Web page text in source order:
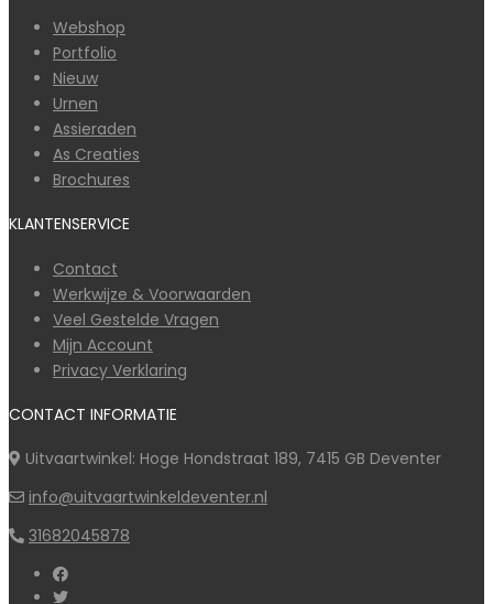
Webshop
Portfolio
Nieuw
Urnen
Assieraden
As Creaties
Brochures
KLANTENSERVICE
Contact
Werkwijze & Voorwaarden
Veel Gestelde Vragen
Mijn Account
Privacy Verklaring
CONTACT INFORMATIE
Uitvaartwinkel: Hoge Hondstraat 189, 7415 GB Deventer
info@uitvaartwinkeldeventer.nl
31682045878